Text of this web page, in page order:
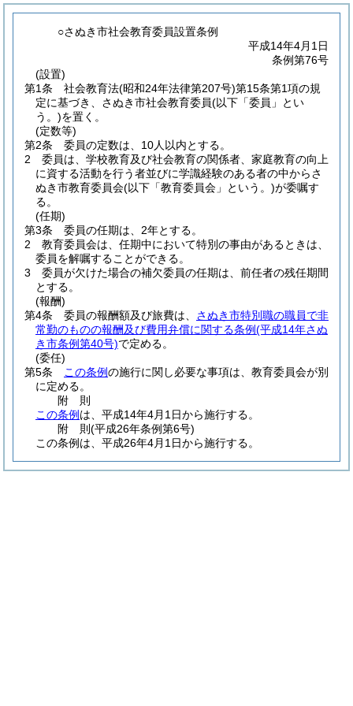
○さぬき市社会教育委員設置条例
平成14年4月1日
条例第76号
(設置)
第1条
社会教育法(昭和24年法律第207号)第15条第1項の規
定に基づき、さぬき市社会教育委員(以下「委員」とい
う。)を置く。
(定数等)
第2条
委員の定数は、10人以内とする。
2
委員は、学校教育及び社会教育の関係者、家庭教育の向上
に資する活動を行う者並びに学識経験のある者の中からさ
ぬき市教育委員会(以下「教育委員会」という。)が委嘱す
る。
(任期)
第3条
委員の任期は、2年とする。
2
教育委員会は、任期中において特別の事由があるときは、
委員を解嘱することができる。
3
委員が欠けた場合の補欠委員の任期は、前任者の残任期間
とする。
(報酬)
第4条
委員の報酬額及び旅費は、 さぬき市特別職の職員で非
常勤のものの報酬及び費用弁償に関する条例(平成14年さぬ
き市条例第40号)で定める。
(委任)
第5条
この条例の施行に関し必要な事項は、教育委員会が別
に定める。
附 則
この条例 は、平成14年4月1日から施行する。
附 則(平成26年条例第6号)
この条例は、平成26年4月1日から施行する。